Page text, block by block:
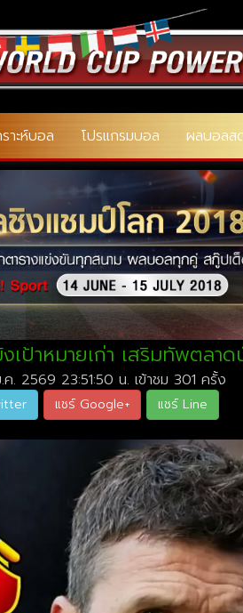
ราะห์บอล โปรแกรมบอล ผลบอลส
ป้าหมายเก่า เสริมทัพตลาด
. 2569 23:51:50 น. เข้าชม 301 ครั้ง
แชร์ Google+ แชร์ Line